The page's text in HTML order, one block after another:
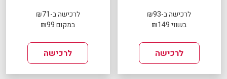
לרכישה ב-₪93
בשווי ₪149
לרכישה
לרכישה ב-₪71
במקום ₪99
לרכישה